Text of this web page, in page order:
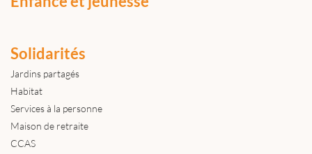
Solidarités
Jardins partagés
Habitat
Services à la personne
Maison de retraite
CCAS